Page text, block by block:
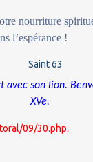
nourriture
l’espérance !
avec son lion.
XVe.
09/30.php.